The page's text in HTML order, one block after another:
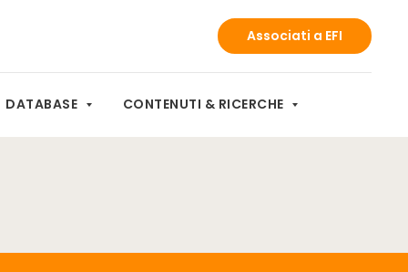
Associati a EFI
DATABASE CONTENUTI & RICERCHE